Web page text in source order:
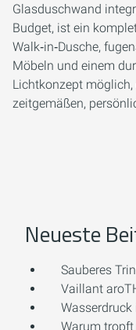
Glasduschwand
Budget, ist ein
Walk‑in‑Dusche,
Möbeln und einem
Lichtkonzept
zeitgemäßen,
Neueste
Sauberes
Vaillant
Wasserdruck
Warum